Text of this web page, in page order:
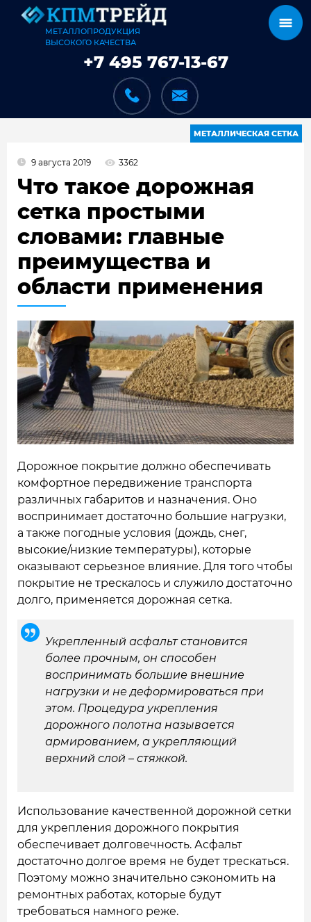
МЕТАЛЛОПРОДУКЦИЯ
ВЫСОКОГО КАЧЕСТВА
+7 495 767-13-67
КАК МЫ РАБОТАЕМ
ДОСТАВКА И ОПЛАТА
НАШИ ОБЪЕКТЫ
ОТЗЫВЫ
О НАС
БЛОГ
МЕТАЛЛИЧЕСКАЯ СЕТКА
9 августа 2019 3362
Что такое дорожная
сетка простыми
словами: главные
преимущества и
области применения
Дорожное покрытие должно обеспечивать
комфортное передвижение транспорта
различных габаритов и назначения. Оно
воспринимает достаточно большие нагрузки,
а также погодные условия (дождь, снег,
высокие/низкие температуры), которые
оказывают серьезное влияние. Для того чтобы
покрытие не трескалось и служило достаточно
долго, применяется дорожная сетка.
Укрепленный асфальт становится
более прочным, он способен
воспринимать большие внешние
нагрузки и не деформироваться при
этом. Процедура укрепления
дорожного полотна называется
армированием, а укрепляющий
верхний слой – стяжкой.
Использование качественной дорожной сетки
для укрепления дорожного покрытия
обеспечивает долговечность. Асфальт
достаточно долгое время не будет трескаться.
Поэтому можно значительно сэкономить на
ремонтных работах, которые будут
требоваться намного реже.